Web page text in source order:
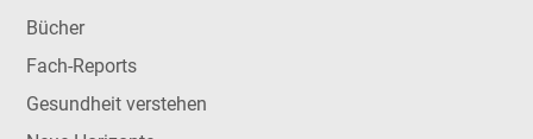
Bücher
Fach-Reports
Gesundheit verstehen